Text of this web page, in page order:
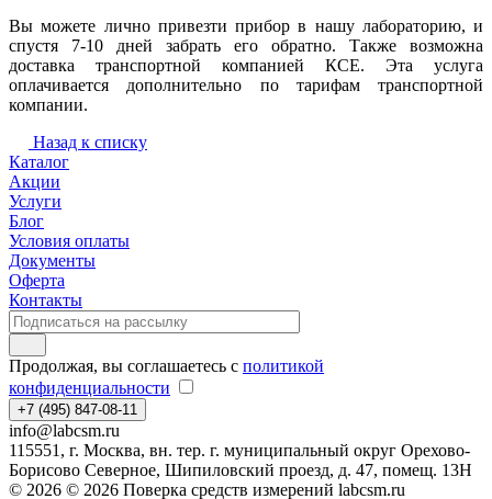
Вы можете лично привезти прибор в нашу лабораторию, и
спустя 7-10 дней забрать его обратно. Также возможна
доставка транспортной компанией КСЕ. Эта услуга
оплачивается дополнительно по тарифам транспортной
компании.
Назад к списку
Каталог
Акции
Услуги
Блог
Условия оплаты
Документы
Оферта
Контакты
Продолжая, вы соглашаетесь с политикой
конфиденциальности
+7 (495) 847-08-11
info@labcsm.ru
115551, г. Москва, вн. тер. г. муниципальный округ Орехово-
Борисово Северное, Шипиловский проезд, д. 47, помещ. 13Н
© 2026 © 2026 Поверка средств измерений labcsm.ru